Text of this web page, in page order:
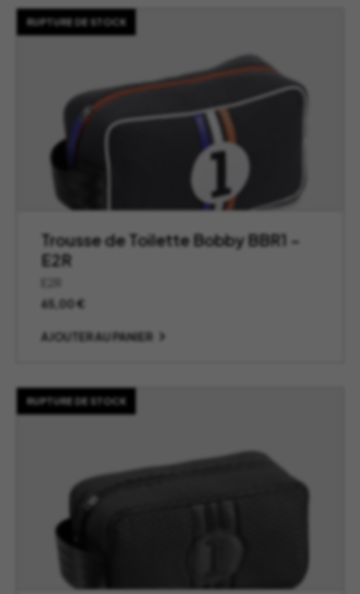
RUPTURE DE STOCK
Trousse de Toilette Bobby BBR1 –
E2R
65,00€
AJOUTER AU PANIER
RUPTURE DE STOCK